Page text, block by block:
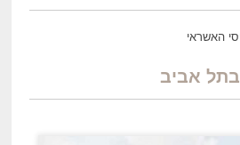
האשראי
בתל אביב